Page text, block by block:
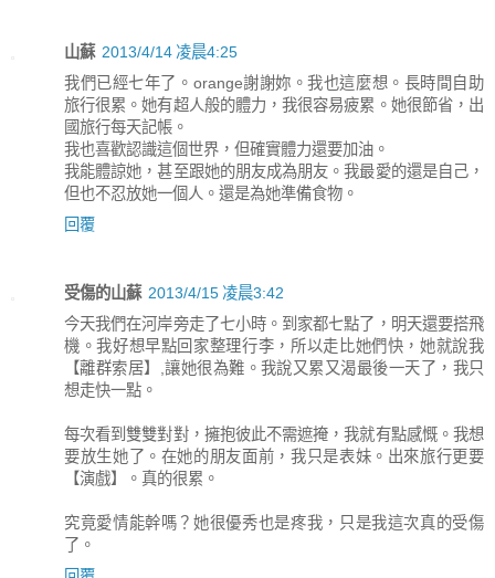
山蘇 2013/4/14 凌晨4:25
我們已經七年了。orange謝謝妳。我也這麼想。長時間自助
旅行很累。她有超人般的體力，我很容易疲累。她很節省，出
國旅行每天記帳。
我也喜歡認識這個世界，但確實體力還要加油。
我能體諒她，甚至跟她的朋友成為朋友。我最愛的還是自己，
但也不忍放她一個人。還是為她準備食物。
回覆
受傷的山蘇 2013/4/15 凌晨3:42
今天我們在河岸旁走了七小時。到家都七點了，明天還要搭飛
機。我好想早點回家整理行李，所以走比她們快，她就說我
【離群索居】,讓她很為難。我說又累又渴最後一天了，我只
想走快一點。
每次看到雙雙對對，擁抱彼此不需遮掩，我就有點感慨。我想
要放生她了。在她的朋友面前，我只是表妹。出來旅行更要
【演戲】。真的很累。
究竟愛情能幹嗎？她很優秀也是疼我，只是我這次真的受傷
了。